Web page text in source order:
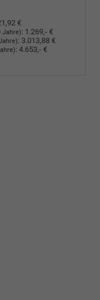
€
Jahre): 1.269,- €
: 3.013,88 €
: 4.653,- €